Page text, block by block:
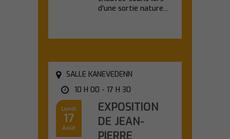
d'une sortie nature...
SALLE KANEVEDENN
10 H 00 - 17 H 30
Lundi
17
Août
EXPOSITION
DE JEAN-
PIERRE